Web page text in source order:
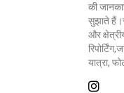
की
सुझाते
और
यात्रा,